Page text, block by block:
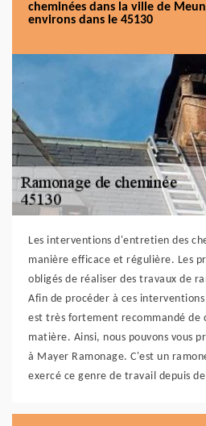
cheminées dans la ville de
environs dans le 45130
Les interventions d'entretien des
manière efficace et régulière. Les
obligés de réaliser des travaux de
Afin de procéder à ces
est très fortement recommandé de
matière. Ainsi, nous pouvons vous
à Mayer Ramonage. C'est un
exercé ce genre de travail depuis